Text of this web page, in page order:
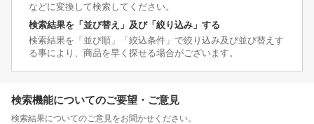
などに変換して検索してください。
検索結果を「並び替え」及び「絞り込み」する
検索結果を「並び順」「絞込条件」で絞り込み及び並び替えす
る事により、商品を早く探せる場合がございます。
検索機能についてのご要望・ご意見
検索結果についてのご意見をお聞かせください。